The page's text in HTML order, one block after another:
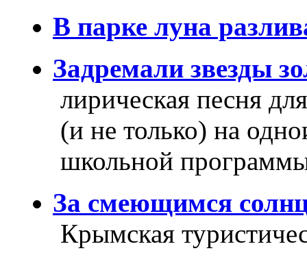
В парке луна
Задремали звезды
лирическая песня
(и не только) на
школьной
За смеющимся
Крымская